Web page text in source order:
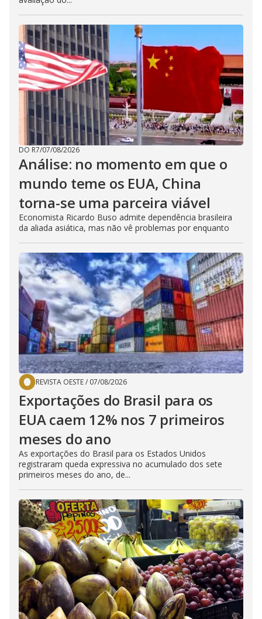
DO R7/07/08/2026
Análise: no momento em que o
mundo teme os EUA, China
torna-se uma parceira viável
Economista Ricardo Buso admite dependência brasileira
da aliada asiática, mas não vê problemas por enquanto
REVISTA OESTE/ 07/08/2026
Exportações do Brasil para os
EUA caem 12% nos 7 primeiros
meses do ano
As exportações do Brasil para os Estados Unidos
registraram queda expressiva no acumulado dos sete
primeiros meses do ano, de...